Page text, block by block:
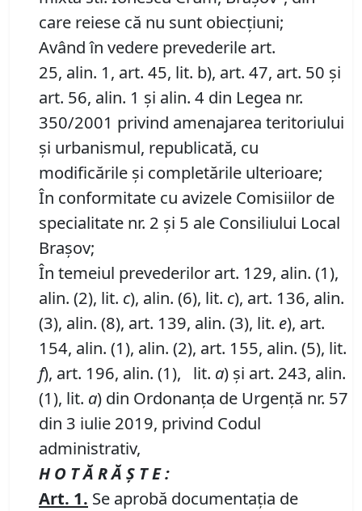
care reiese că nu sunt obiecţiuni;
Având în vedere prevederile art.
25, alin. 1, art. 45, lit. b), art. 47, art. 50 şi
art. 56, alin. 1 şi alin. 4 din Legea nr.
350/2001 privind amenajarea teritoriului
şi urbanismul, republicată, cu
modificările şi completările ulterioare;
În conformitate cu avizele Comisiilor de
specialitate nr. 2 și 5 ale Consiliului Local
Brașov;
În temeiul prevederilor art. 129, alin. (1),
alin. (2), lit. c), alin. (6), lit. c), art. 136, alin.
(3), alin. (8), art. 139, alin. (3), lit. e), art.
154, alin. (1), alin. (2), art. 155, alin. (5), lit.
f), art. 196, alin. (1), lit. a) și art. 243, alin.
(1), lit. a) din Ordonanța de Urgență nr. 57
din 3 iulie 2019, privind Codul
administrativ,
H O T Ă R Ă Ş T E :
Art. 1. Se aprobă documentaţia de